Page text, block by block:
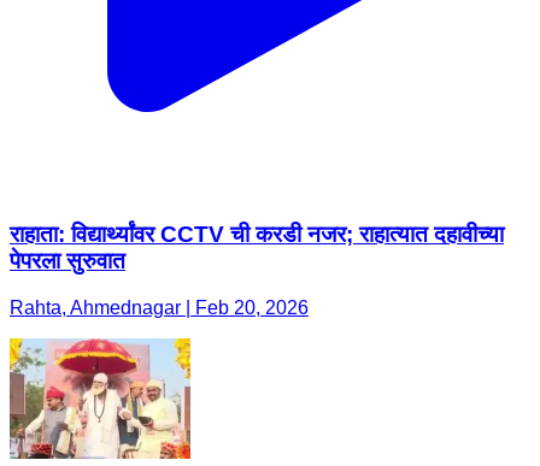
राहाता: विद्यार्थ्यांवर CCTV ची करडी नजर; राहात्यात दहावीच्या
पेपरला सुरुवात
Rahta, Ahmednagar | Feb 20, 2026